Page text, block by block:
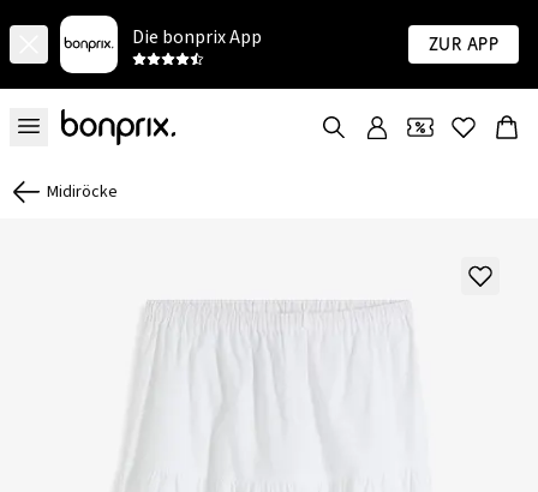
Die bonprix App Zur App
Midiröcke